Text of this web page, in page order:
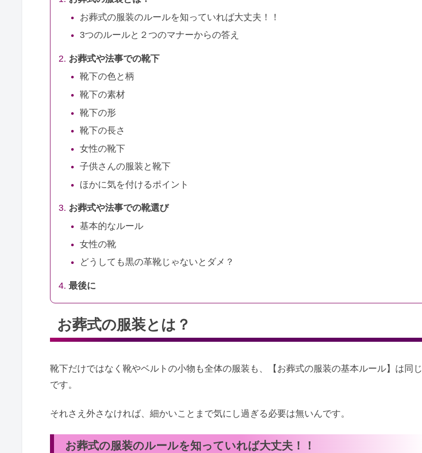
お葬式の服装のルールを知っていれば大丈夫！！
3つのルールと２つのマナーからの答え
お葬式や法事での靴下
靴下の色と柄
靴下の素材
靴下の形
靴下の長さ
女性の靴下
子供さんの服装と靴下
ほかに気を付けるポイント
お葬式や法事での靴選び
基本的なルール
女性の靴
どうしても黒の革靴じゃないとダメ？
最後に
お葬式の服装とは？
靴下だけではなく靴やベルトの小物も全体の服装も、【お葬式の服装の基本ルール】は同じ
です。
それさえ外さなければ、細かいことまで気にし過ぎる必要は無いんです。
お葬式の服装のルールを知っていれば大丈夫！！